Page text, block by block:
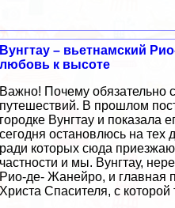
Вунгтау – вьетнамский
любовь к высоте
Важно! Почему обязательно
путешествий. В прошлом
городке Вунгтау и показала
сегодня остановлюсь на тех
ради которых сюда
частности и мы. Вунгтау,
Рио-де- Жанейро, и главная
Христа Спасителя, с которой